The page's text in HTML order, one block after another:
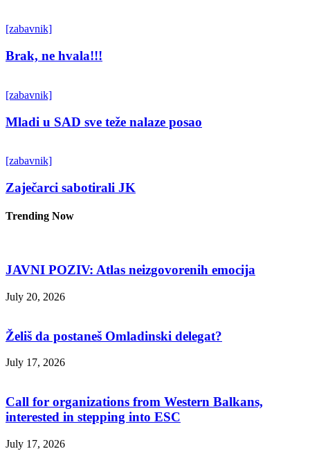
[zabavnik]
Brak, ne hvala!!!
[zabavnik]
Mladi u SAD sve teže nalaze posao
[zabavnik]
Zaječarci sabotirali JK
Trending Now
JAVNI POZIV: Atlas neizgovorenih emocija
July 20, 2026
Želiš da postaneš Omladinski delegat?
July 17, 2026
Call for organizations from Western Balkans,
interested in stepping into ESC
July 17, 2026